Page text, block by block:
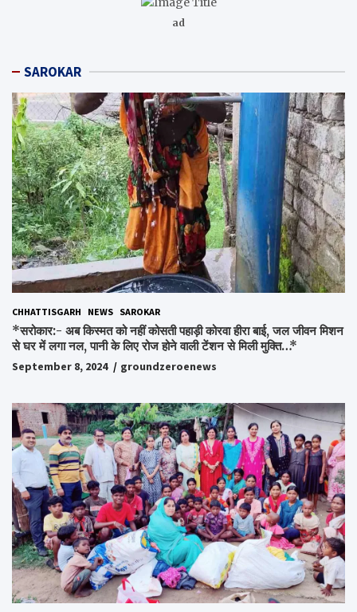
ad
SAROKAR
CHHATTISGARH NEWS SAROKAR
*सरोकार:- अब किस्मत को नहीं कोसती पहाड़ी कोरवा हीरा बाई, जल जीवन मिशन
से घर में लगा नल, पानी के लिए रोज होने वाली टेंशन से मिली मुक्ति…*
September 8, 2024 groundzeroenews